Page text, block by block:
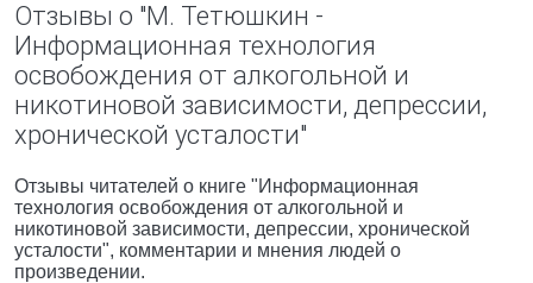
Отзывы о "М. Тетюшкин -
Информационная технология
освобождения от алкогольной и
никотиновой зависимости, депрессии,
хронической усталости"
Отзывы читателей о книге "Информационная
технология освобождения от алкогольной и
никотиновой зависимости, депрессии, хронической
усталости", комментарии и мнения людей о
произведении.